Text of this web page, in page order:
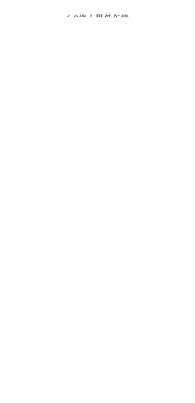
6-8歲小學低年級